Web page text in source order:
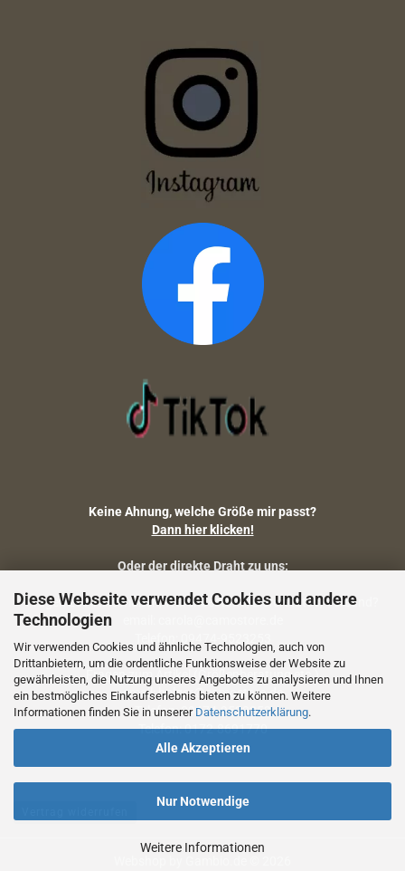
Diese Webseite verwendet Cookies und andere
Technologien
Wir verwenden Cookies und ähnliche Technologien, auch von
Drittanbietern, um die ordentliche Funktionsweise der Website zu
gewährleisten, die Nutzung unseres Angebotes zu analysieren und Ihnen
ein bestmögliches Einkaufserlebnis bieten zu können. Weitere
Informationen finden Sie in unserer Datenschutzerklärung.
Alle Akzeptieren
Nur Notwendige
Weitere Informationen
Keine Ahnung, welche Größe mir passt?
Dann hier klicken!
Oder der direkte Draht zu uns:
Fragen zu Artikelmaßen, Warenbestand, Lieferstatus, Versand?
Telefon: 09474-9523253
Fragen zum Artikel (Größenberatung etc.)
email: holger@camostore.de
Telefon: 09474-9523253
Telefon: 0172-8691770